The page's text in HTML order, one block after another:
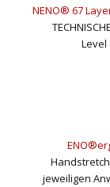
NENO® 67
Level
jeweiligen